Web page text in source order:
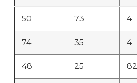
50 73 4
74 35 4
48 25 82